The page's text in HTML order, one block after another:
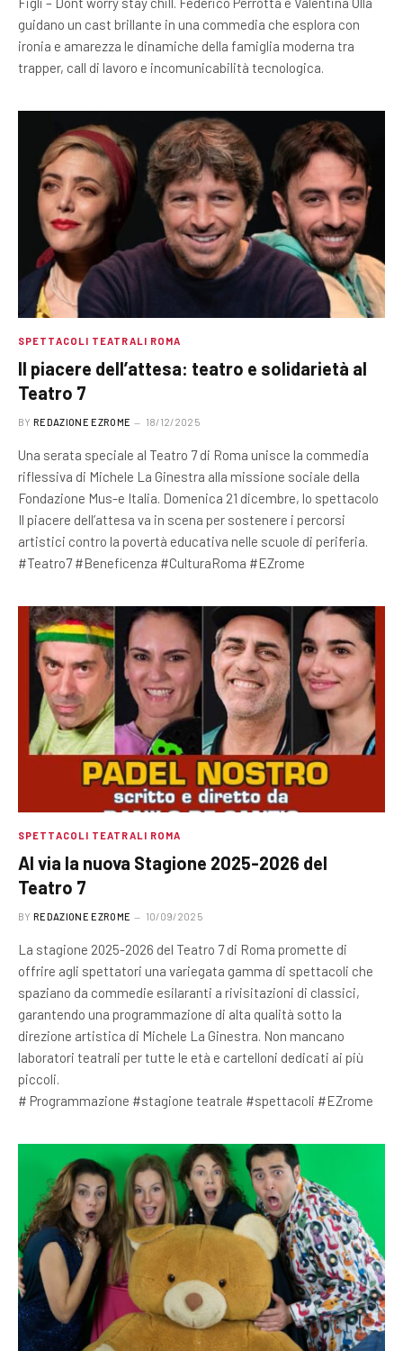
guidano un cast brillante in una commedia che esplora con
ironia e amarezza le dinamiche della famiglia moderna tra
trapper, call di lavoro e incomunicabilità tecnologica.
SPETTACOLI TEATRALI ROMA
Il piacere dell’attesa: teatro e solidarietà al
Teatro 7
BY REDAZIONE EZROME 18/12/2025
Una serata speciale al Teatro 7 di Roma unisce la commedia
riflessiva di Michele La Ginestra alla missione sociale della
Fondazione Mus-e Italia. Domenica 21 dicembre, lo spettacolo
Il piacere dell’attesa va in scena per sostenere i percorsi
artistici contro la povertà educativa nelle scuole di periferia.
#Teatro7 #Beneficenza #CulturaRoma #EZrome
SPETTACOLI TEATRALI ROMA
Al via la nuova Stagione 2025-2026 del
Teatro 7
BY REDAZIONE EZROME 10/09/2025
La stagione 2025-2026 del Teatro 7 di Roma promette di
offrire agli spettatori una variegata gamma di spettacoli che
spaziano da commedie esilaranti a rivisitazioni di classici,
garantendo una programmazione di alta qualità sotto la
direzione artistica di Michele La Ginestra. Non mancano
laboratori teatrali per tutte le età e cartelloni dedicati ai più
piccoli.
# Programmazione #stagione teatrale #spettacoli #EZrome